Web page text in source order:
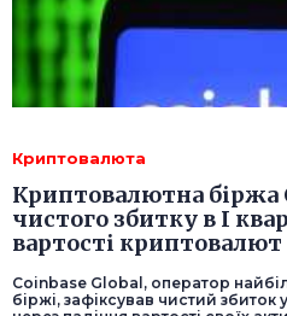
Криптовалюта
Криптовалютна біржа
чистого збитку в I
вартості криптовалют
Coinbase Global, оператор
біржі, зафіксував чистий